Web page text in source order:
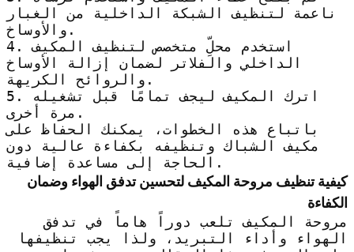
ناعمة لتنظيف الشبكة الداخلية من الغبار
والأوساخ.
4. استخدم محلِّ متخصص لتنظيف المكيف
الداخلي والفلاتر لضمان إزالة الأوساخ
والروائح الكريهة.
5. اترك المكيف ليجف تمامًا قبل تشغيله
مرة أخرى.
باتباع هذه الخطوات، يمكنك الحفاظ على
مكيف الشباك وتنظيفه بكفاءة عالية دون
الحاجة إلى مساعدة إضافية.
كيفية تنظيف مروحة المكيف لتحسين تدفق الهواء وضمان
الكفاءة
مروحة المكيف تلعب دوراً هاماً في تدفق
الهواء وأداء التبريد، ولذا يجب تنظيفها